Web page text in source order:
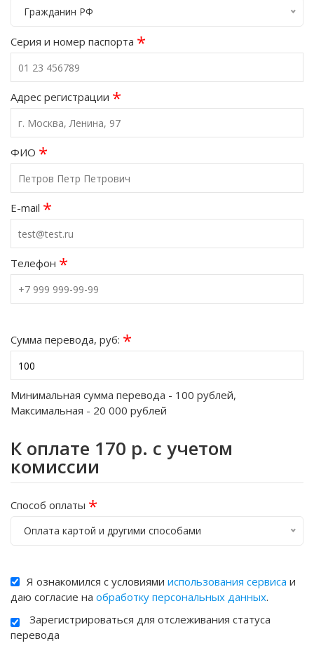
Гражданин РФ
Серия и номер паспорта *
Адрес регистрации *
ФИО *
E-mail *
Телефон *
Сумма перевода, руб: *
Минимальная сумма перевода - 100 рублей,
Максимальная - 20 000 рублей
К оплате 170 р. с учетом
комиссии
Способ оплаты *
Оплата картой и другими способами
Я ознакомился с условиями использования сервиса и
даю согласие на обработку персональных данных.
Зарегистрироваться для отслеживания статуса
перевода